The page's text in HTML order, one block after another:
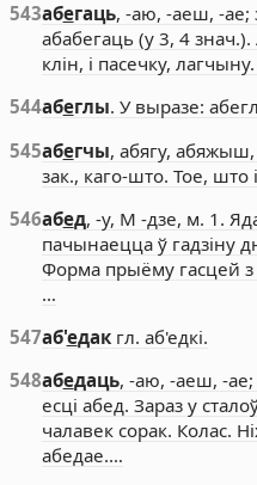
543абегаць, -аю, -аеш, -ае;
абабегаць (у 3, 4 знач.).
клін, і пасечку,
544абеглы. У выразе:
545абегчы, абягу,
зак., каго-што. Тое, што
546абед, -у, М -дзе, м. 1.
пачынаецца ў гадзіну
Форма прыёму гасцей з
…
547аб'едакгл. аб'едкі.
548абедаць, -аю, -аеш, -ае;
есці абед. Зараз у
чалавек сорак. Колас.
абедае.…